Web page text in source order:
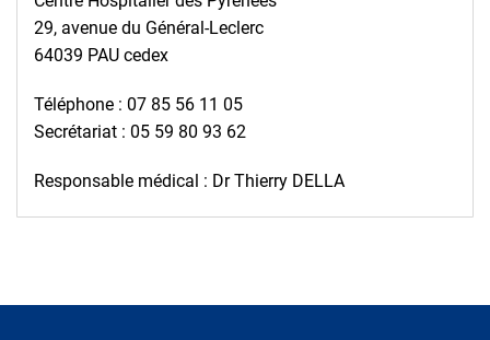
29, avenue du Général-Leclerc
64039 PAU cedex
Téléphone : 07 85 56 11 05
Secrétariat : 05 59 80 93 62
Responsable médical : Dr Thierry DELLA